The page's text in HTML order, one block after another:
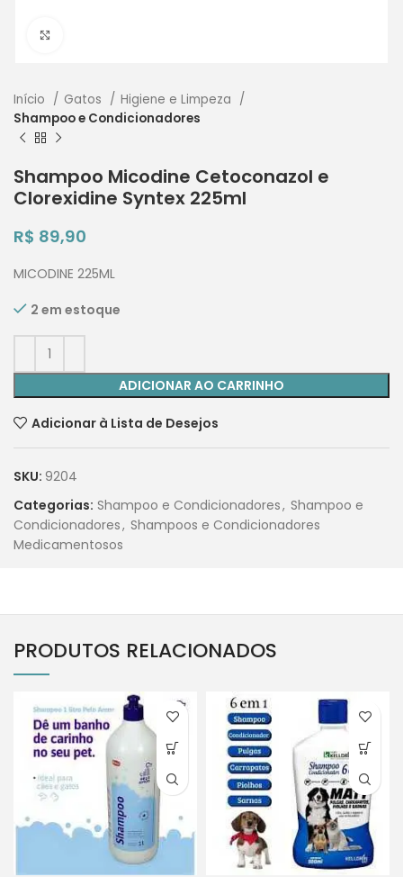
Início Gatos
Higiene e Limpeza
Shampoo e Condicionadores
Shampoo Micodine Cetoconazol e
Clorexidine Syntex 225ml
R$ 89,90
MICODINE 225ML
2 em estoque
ADICIONAR AO CARRINHO
Adicionar à Lista de Desejos
SKU: 9204
Categorias: Shampoo e Condicionadores, Shampoo e
Condicionadores, Shampoos e Condicionadores
Medicamentosos
PRODUTOS RELACIONADOS